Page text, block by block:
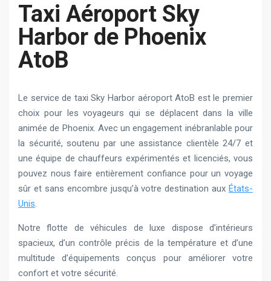
Taxi Aéroport Sky
Harbor de Phoenix
AtoB
Le service de taxi Sky Harbor aéroport AtoB est le premier
choix pour les voyageurs qui se déplacent dans la ville
animée de Phoenix. Avec un engagement inébranlable pour
la sécurité, soutenu par une assistance clientèle 24/7 et
une équipe de chauffeurs expérimentés et licenciés, vous
pouvez nous faire entièrement confiance pour un voyage
sûr et sans encombre jusqu’à votre destination aux États-
Unis.
Notre flotte de véhicules de luxe dispose d’intérieurs
spacieux, d’un contrôle précis de la température et d’une
multitude d’équipements conçus pour améliorer votre
confort et votre sécurité.